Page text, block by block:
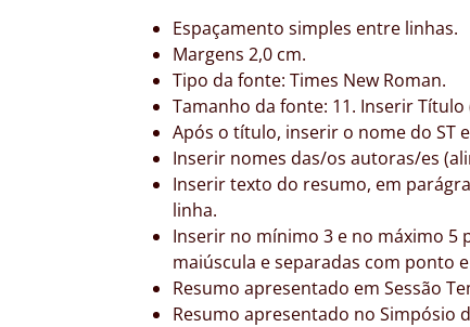
Espaçamento simples entre linhas.
Margens 2,0 cm.
Tipo da fonte: Times New Roman.
Tamanho da fonte: 11. Inserir
Após o título, inserir o nome do ST
Inserir nomes das/os autoras/es
Inserir texto do resumo, em
linha.
Inserir no mínimo 3 e no máximo 5
maiúscula e separadas com ponto
Resumo apresentado em Sessão
Resumo apresentado no Simpósio